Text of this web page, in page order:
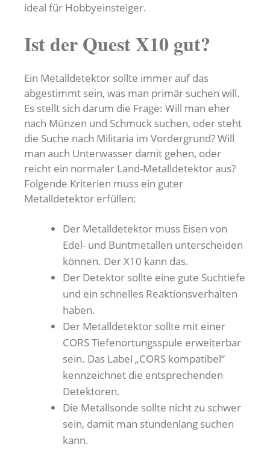
ideal für Hobbyeinsteiger.
Ist der Quest X10 gut?
Ein Metalldetektor sollte immer auf das
abgestimmt sein, was man primär suchen will.
Es stellt sich darum die Frage: Will man eher
nach Münzen und Schmuck suchen, oder steht
die Suche nach Militaria im Vordergrund? Will
man auch Unterwasser damit gehen, oder
reicht ein normaler Land-Metalldetektor aus?
Folgende Kriterien muss ein guter
Metalldetektor erfüllen:
Der Metalldetektor muss Eisen von
Edel- und Buntmetallen unterscheiden
können. Der X10 kann das.
Der Detektor sollte eine gute Suchtiefe
und ein schnelles Reaktionsverhalten
haben.
Der Metalldetektor sollte mit einer
CORS Tiefenortungsspule erweiterbar
sein. Das Label „CORS kompatibel“
kennzeichnet die entsprechenden
Detektoren.
Die Metallsonde sollte nicht zu schwer
sein, damit man stundenlang suchen
kann.